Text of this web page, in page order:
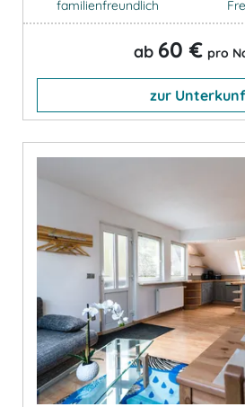
familienfreundlich
ab 60 € pro
zur